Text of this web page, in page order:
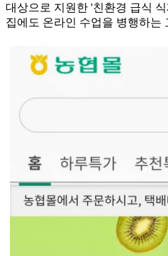
대상으로 지원한 '친환경 급식
집에도 온라인 수업을 병행하는